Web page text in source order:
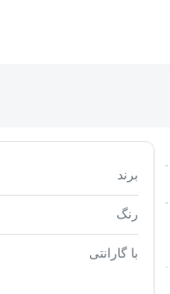
برند
رنگ
با گارانتی